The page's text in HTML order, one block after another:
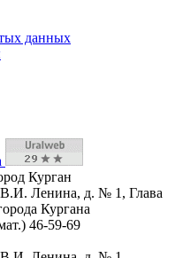
данных
Курган
В.И. Ленина, д. № 1, Глава
Кургана
46-59-69